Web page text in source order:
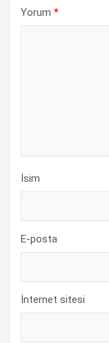
Yorum *
İsim
E-posta
İnternet sitesi